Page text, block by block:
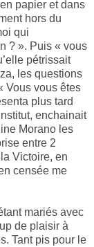
papier et dans
hors du
qui
? ». Puis « vous
pétrissait
les questions
Vous vous êtes
plus tard
enchainait
Morano les
entre 2
Victoire, en
censée me
mariés avec
de plaisir à
Tant pis pour le